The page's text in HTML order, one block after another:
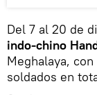
Del 7 al 20 de
indo-chino
Meghalaya,
soldados en